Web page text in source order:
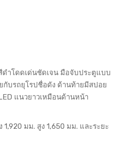
ำโดดเด่นชัดเจน มือจับประตูแบบ
กับรถยุโรปชื่อดัง ด้านท้ายมีสปอย
แนวยาวเหมือนด้านหน้า
มม. สูง 1,650 มม. และระยะ